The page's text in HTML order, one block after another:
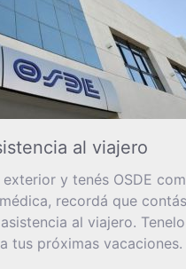
al viajero
exterior y tenés OSDE
recordá que contás
al viajero.
tus próximas vacaciones.